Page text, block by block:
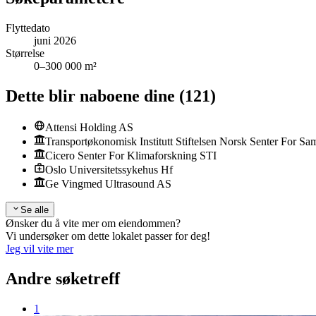
Flyttedato
juni 2026
Størrelse
0–300 000 m²
Dette blir naboene dine (121)
Attensi Holding AS
Transportøkonomisk Institutt Stiftelsen Norsk Senter For
Cicero Senter For Klimaforskning STI
Oslo Universitetssykehus Hf
Ge Vingmed Ultrasound AS
Se alle
Ønsker du å vite mer om eiendommen?
Vi undersøker om dette lokalet passer for deg!
Jeg vil vite mer
Andre søketreff
1